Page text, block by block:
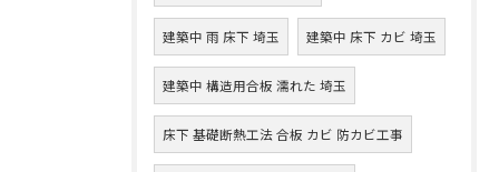
建築中 雨 床下 埼玉 建築中 床下 カビ 埼玉
建築中 構造用合板 濡れた 埼玉
床下 基礎断熱工法 合板 カビ 防カビ工事